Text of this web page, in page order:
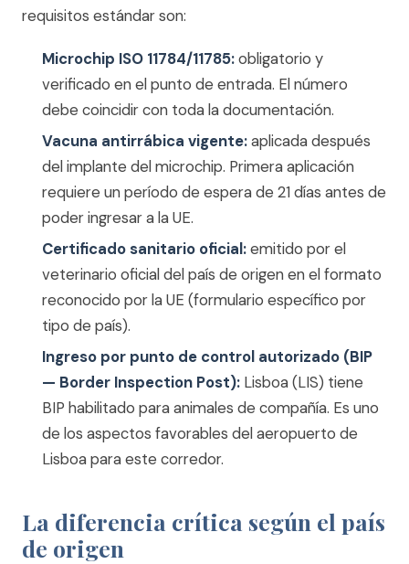
requisitos estándar son:
Microchip ISO 11784/11785:obligatorio y
verificado en el punto de entrada. El número
debe coincidir con toda la documentación.
Vacuna antirrábica vigente:aplicada después
del implante del microchip. Primera aplicación
requiere un período de espera de 21 días antes de
poder ingresar a la UE.
Certificado sanitario oficial:emitido por el
veterinario oficial del país de origen en el formato
reconocido por la UE (formulario específico por
tipo de país).
Ingreso por punto de control autorizado (BIP
— Border Inspection Post): Lisboa (LIS) tiene
BIP habilitado para animales de compañía. Es uno
de los aspectos favorables del aeropuerto de
Lisboa para este corredor.
La diferencia crítica según el país
de origen